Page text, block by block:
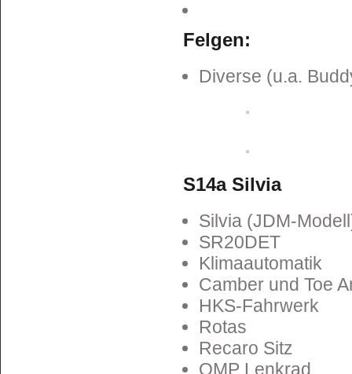
Felgen:
Diverse (u.a.
S14a Silvia
Silvia (JDM-
SR20DET
Klimaautomatik
Camber und Toe
HKS-Fahrwerk
Rotas
Recaro Sitz
OMP Lenkrad